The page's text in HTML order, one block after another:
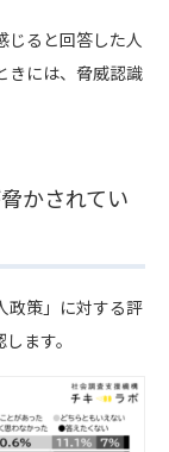
じると回答した人
きには、脅威認識
かされてい
政策」に対する評
ます。